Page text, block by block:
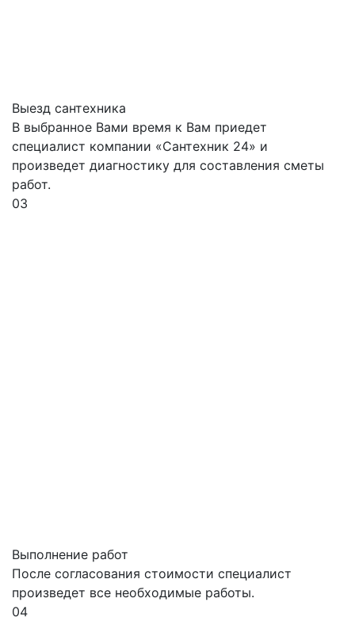
Выезд сантехника
В выбранное Вами время к Вам приедет
специалист компании «Сантехник 24» и
произведет диагностику для составления сметы
работ.
03
Выполнение работ
После согласования стоимости специалист
произведет все необходимые работы.
04